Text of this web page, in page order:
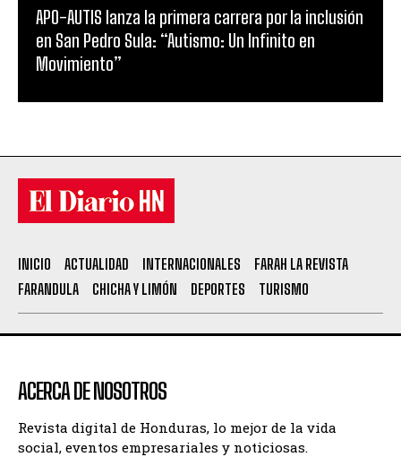
APO-AUTIS lanza la primera carrera por la inclusión
en San Pedro Sula: “Autismo: Un Infinito en
Movimiento”
INICIO ACTUALIDAD INTERNACIONALES
FARAH LA REVISTA
FARANDULA
CHICHA Y LIMÓN DEPORTES TURISMO
ACERCA DE NOSOTROS
Revista digital de Honduras, lo mejor de la vida
social, eventos empresariales y noticiosas.